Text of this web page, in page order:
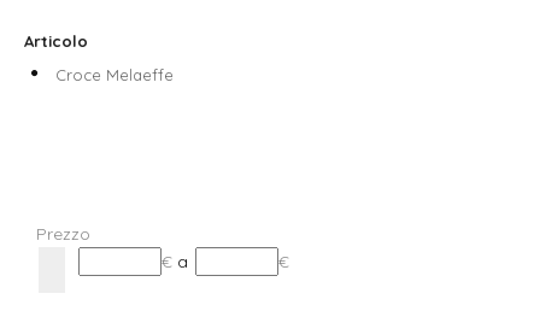
Articolo
Croce Melaeffe
Prezzo
€ a €